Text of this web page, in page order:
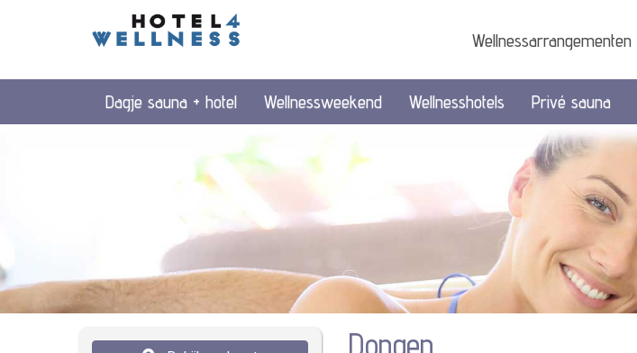
Wellnessarrangementen
Dagje sauna + hotel Wellnessweekend Wellnesshotels Privé sauna
Dongen